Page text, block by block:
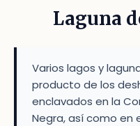
Laguna
Varios lagos y
producto de los
enclavados en la
Negra, así como en